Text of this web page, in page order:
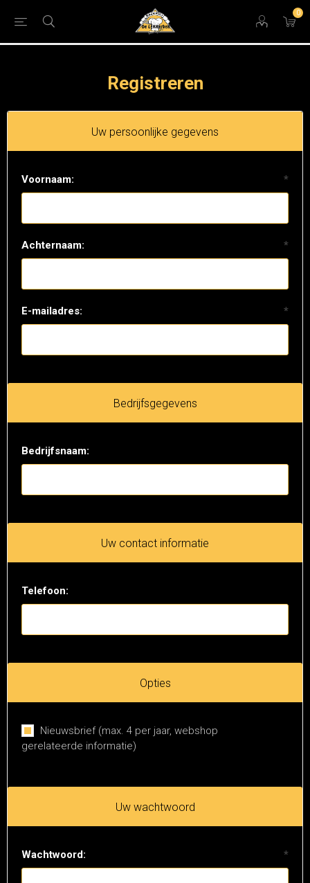
0
Registreren
Uw persoonlijke gegevens
Voornaam: *
Achternaam: *
E-mailadres: *
Bedrijfsgegevens
Bedrijfsnaam:
Uw contact informatie
Telefoon:
Opties
Nieuwsbrief (max. 4 per jaar, webshop
gerelateerde informatie)
Uw wachtwoord
Wachtwoord: *